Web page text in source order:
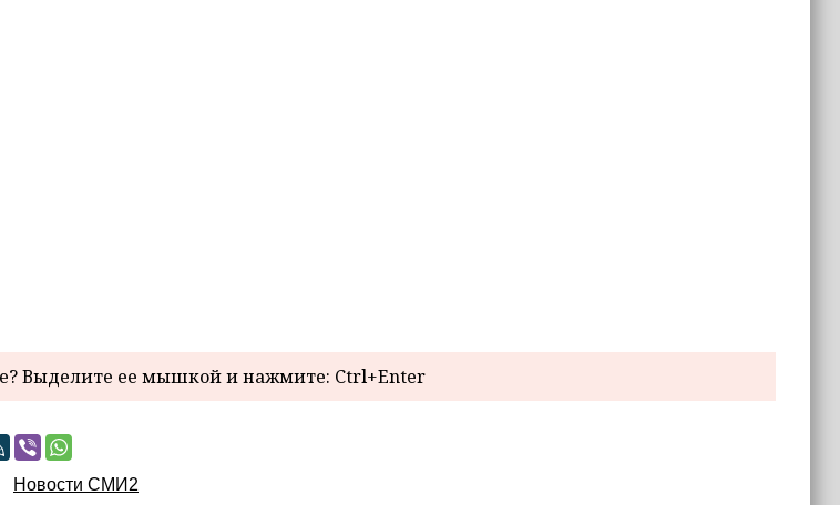
Выделите ее мышкой и нажмите: Ctrl+Enter
Новости СМИ2